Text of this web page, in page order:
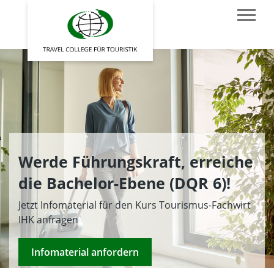
Werde Führungskraft, erreiche
die Bachelor-Ebene (DQR 6)!
Jetzt Infomaterial für den Kurs Tourismus-Fachwirt
IHK anfragen
Infomaterial anfordern